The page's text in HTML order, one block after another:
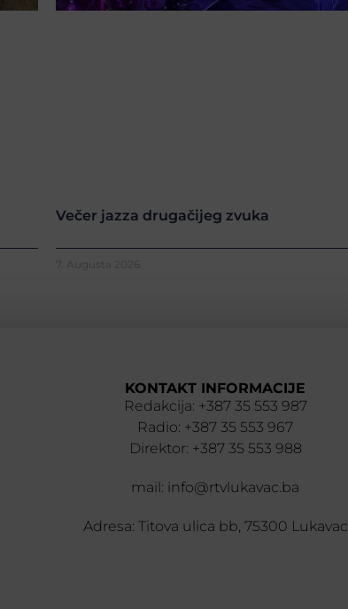
Večer jazza drugačijeg zvuka
7. Augusta 2026.
KONTAKT INFORMACIJE
Redakcija: +387 35 553 987
Radio: +387 35 553 967
Direktor: +387 35 553 988
mail: info@rtvlukavac.ba
Adresa: Titova ulica bb, 75300 Lukavac